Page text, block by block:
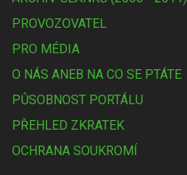
PROVOZOVATEL
PRO MÉDIA
O NÁS ANEB NA CO SE PTÁTE
PŮSOBNOST PORTÁLU
PŘEHLED ZKRATEK
OCHRANA SOUKROMÍ